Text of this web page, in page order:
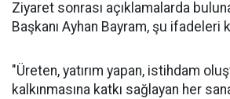
Ziyaret sonrası açıklamalarda
Başkanı Ayhan Bayram, şu ifadeleri
"Üreten, yatırım yapan, istihdam
kalkınmasına katkı sağlayan her